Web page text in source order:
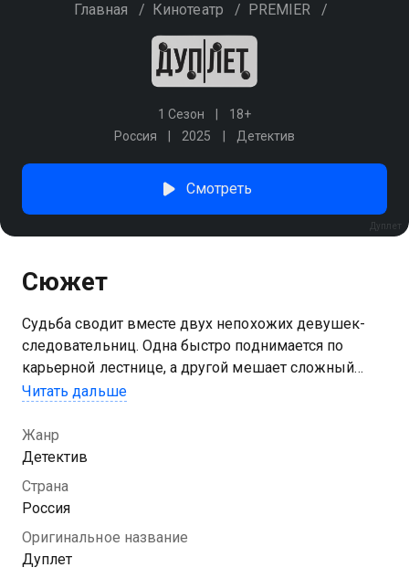
Главная / Кинотеатр / PREMIER /
1 Сезон
18+
Россия
2025 Детектив
Дуплет
Смотреть
Сюжет
Судьба сводит вместе двух непохожих девушек-
следовательниц. Одна быстро поднимается по
карьерной лестнице, а другой мешает сложный
характер. Перебравшись из Москвы в Петербург,
со сводной сестрой по отцовской линии, которую
раньше не знала. Теперь Аня и Маша вынуждены
вместе расследовать дела, несмотря на
противоречия и разные подходы к работе.
Читать дальше
Жанр
Детектив
Страна
Россия
Оригинальное название
Дуплет